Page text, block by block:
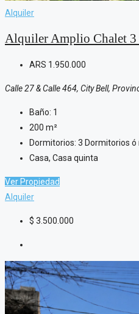
Alquiler
Alquiler Amplio Chalet
ARS 1.950.000
Calle 27 & Calle 464, City Bell,
Baño: 1
200 m²
Dormitorios: 3 Dormitorios ó
Casa, Casa quinta
Ver Propiedad
Alquiler
$ 3.500.000